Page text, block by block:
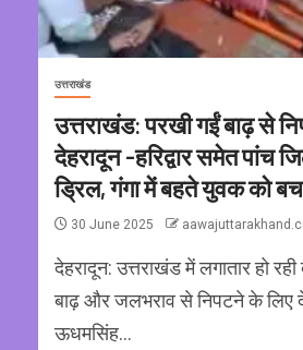
उत्तराखंड
उत्तराखंड: परखी गईं बाढ़ से
देहरादून -हरिद्वार समेत पांच
ड्रिल, गंगा में बहते युवक को
30 June 2025
देहरादून: उत्तराखंड में लगातार हो
बाढ़ और जलभराव से निपटने के लिए
ऊधमसिंह...